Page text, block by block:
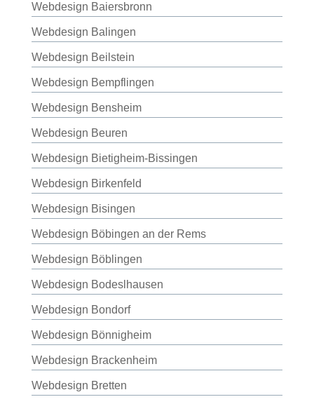
Webdesign Baiersbronn
Webdesign Balingen
Webdesign Beilstein
Webdesign Bempflingen
Webdesign Bensheim
Webdesign Beuren
Webdesign Bietigheim-Bissingen
Webdesign Birkenfeld
Webdesign Bisingen
Webdesign Böbingen an der Rems
Webdesign Böblingen
Webdesign Bodeslhausen
Webdesign Bondorf
Webdesign Bönnigheim
Webdesign Brackenheim
Webdesign Bretten